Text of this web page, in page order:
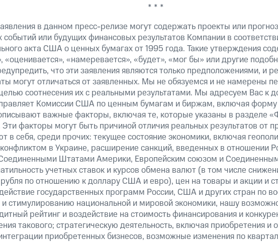
* * *
в данном пресс-релизе могут содержать проекты или
событий или будущих финансовых результатов Компании в
акта США о ценных бумагах от 1995 года. Такие утверждения
«оценивается», «намеревается», «будет», «мог бы» или другие
что эти заявления являются только предположениями, и
могут отличаться от заявленных. Мы не обязуемся и не намерены
соотнесения их с реальными результатами. Мы адресуем Вас к
Комиссии США по ценным бумагам и биржам, включая
важные факторы, включая те, которые указаны в разделе
факторы могут быть причиной отличия реальных результатов от
в себя, среди прочих: текущее состояние экономики, включая
в Украине, расширение санкций, введенных в отношении
Штатами Америки, Европейским союзом и
учетных ставок и курсов обмена валют (в том числе
рубля по отношению к доллару США и евро), цен на товары и акции и
государственных программ России, США и других стран по
и стимулированию национальной и мировой экономики, нашу
рейтинг и воздействие на стоимость финансирования и
такового; стратегическую деятельность, включая приобретения и
приобретенных бизнесов, возможные изменения по